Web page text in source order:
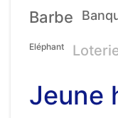
Barbe
Eléphant
Jeune